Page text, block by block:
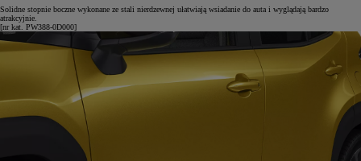
Solidne stopnie boczne wykonane ze stali nierdzewnej ułatwiają wsiadanie do auta i wyglądają bardzo
atrakcyjnie.
[nr kat. PW388-0D000]